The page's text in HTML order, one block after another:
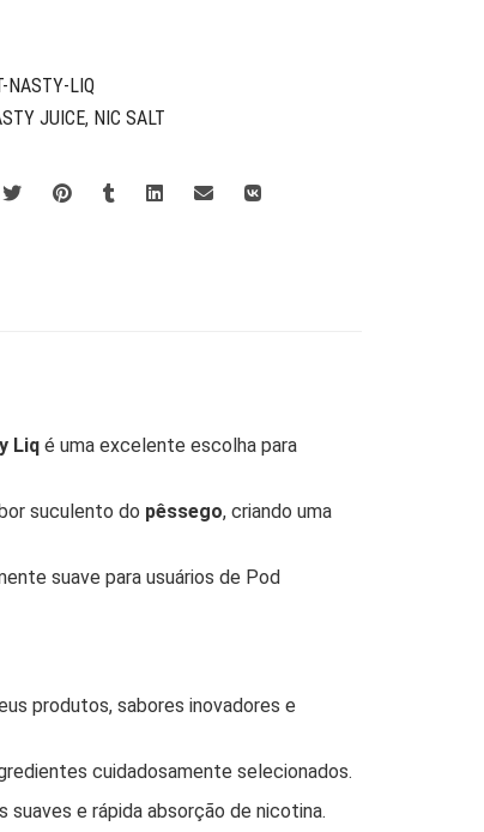
NASTY-LIQ
JUICE, NIC SALT
Liq é uma excelente escolha para
suculento do pêssego, criando uma
suave para usuários de Pod
produtos, sabores inovadores e
cuidadosamente selecionados.
e rápida absorção de nicotina.